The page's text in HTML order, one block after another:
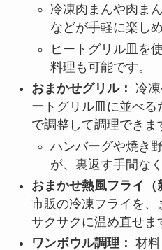
冷凍肉まんや肉ま
などが手軽に楽しめ
ヒートグリル皿を
料理も可能です。
おまかせグリル： 冷
ートグリル皿に並べ
で調整して調理できま
ハンバーグや焼き
が、裏返す手間な
おまかせ熱風フライ（
市販の冷凍フライを、
サクサクに温め直せま
ワンボウル調理： 材